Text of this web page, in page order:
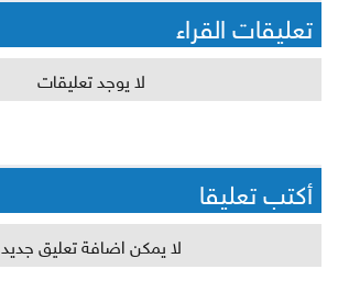
تعليقات القراء
لا يوجد تعليقات
أكتب تعليقا
لا يمكن اضافة تعليق جديد